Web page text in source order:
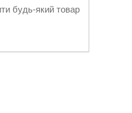
будь-який товар